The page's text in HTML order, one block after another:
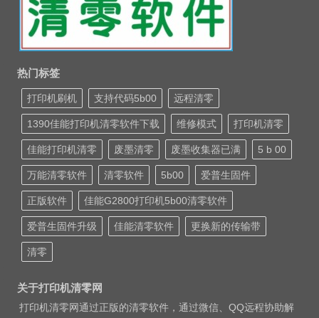
热门标签
打印机刷机 支持代码5b00 远程清零
1390佳能打印机清零软件下载 维修模式 打印机清零
佳能打印机清零 废墨清零 废墨收集器已满 5 b 00
万能清零软件 清零软件 5b00 爱普生固件
正版软件 佳能G2800打印机5b00清零软件
爱普生固件升级 佳能清零软件 更换新的传输带
清零
关于打印机清零网
打印机清零网通过正版的清零软件，通过微信、QQ远程协助解